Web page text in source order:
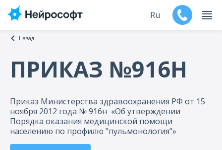
Продукты
Поддержка
Контакты
Ru
Назад
ПРИКАЗ №916Н
Приказ Министерства здравоохранения РФ от 15
ноября 2012 года № 916н «Об утверждении
Порядка оказания медицинской помощи
населению по профилю "пульмонология"»